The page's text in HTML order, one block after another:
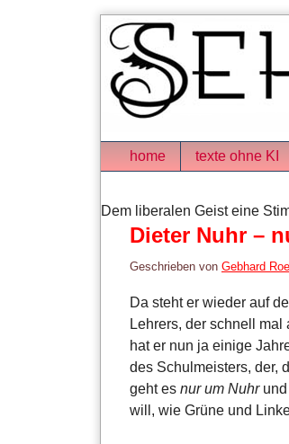
Navigation
home texte ohne KI
Dem liberalen Geist eine
Dieter Nuhr –
Geschrieben von Gebhard
Da steht er wieder auf
Lehrers, der schnell
hat er nun ja einige
des Schulmeisters, der,
geht es nur um Nuhrund
will, wie Grüne und